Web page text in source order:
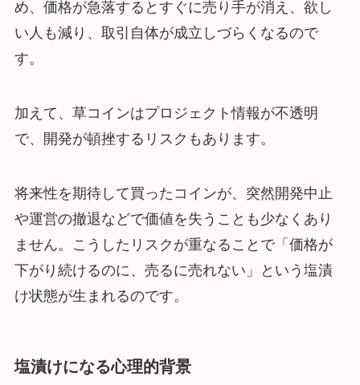
め、価格が急落するとすぐに売り手が消え、欲し
い人も減り、取引自体が成立しづらくなるので
す。
加えて、草コインはプロジェクト情報が不透明
で、開発が頓挫するリスクもあります。
将来性を期待して買ったコインが、突然開発中止
や運営の撤退などで価値を失うことも少なくあり
ません。こうしたリスクが重なることで「価格が
下がり続けるのに、売るに売れない」という塩漬
け状態が生まれるのです。
塩漬けになる心理的背景